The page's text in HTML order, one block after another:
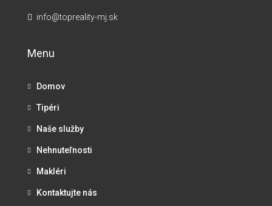
info@topreality-mj.sk
Menu
Domov
Tipéri
Naše služby
Nehnuteľnosti
Makléri
Kontaktujte nás